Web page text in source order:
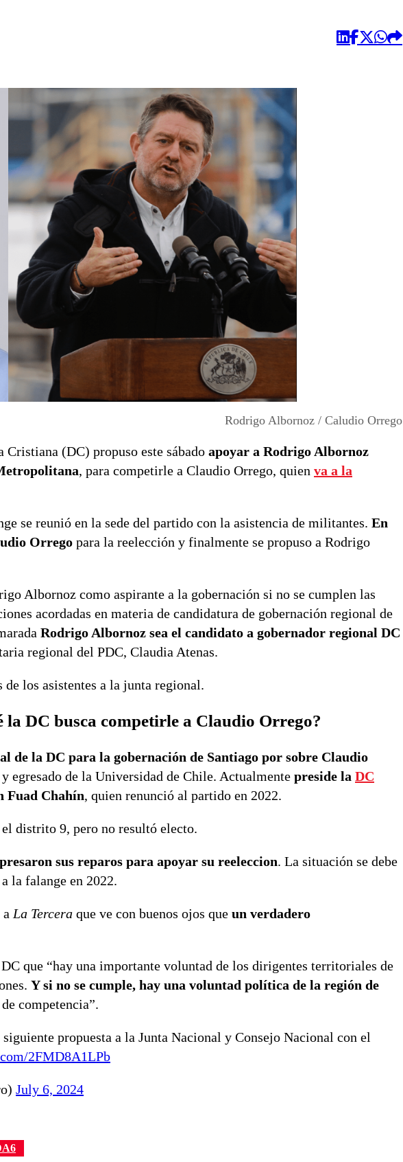
Rodrigo Albornoz / Caludio Orrego
(DC) propuso este sábado apoyar a Rodrigo Albornoz
, para competirle a Claudio Orrego, quien va a la
se reunió en la sede del partido con la asistencia de militantes. En
Orrego para la reelección y finalmente se propuso a Rodrigo
Albornoz como aspirante a la gobernación si no se cumplen las
acordadas en materia de candidatura de gobernación regional de
Rodrigo Albornoz sea el candidato a gobernador regional DC
regional del PDC, Claudia Atenas.
los asistentes a la junta regional.
DC busca competirle a Claudio Orrego?
de la DC para la gobernación de Santiago por sobre Claudio
egresado de la Universidad de Chile. Actualmente preside la DC
Fuad Chahín, quien renunció al partido en 2022.
distrito 9, pero no resultó electo.
sus reparos para apoyar su reeleccion. La situación se debe
la falange en 2022.
La Tercera que ve con buenos ojos que un verdadero
que “hay una importante voluntad de los dirigentes territoriales de
Y si no se cumple, hay una voluntad política de la región de
competencia”.
propuesta a la Junta Nacional y Consejo Nacional con el
2FMD8A1LPb
July 6, 2024